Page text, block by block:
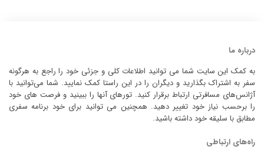
درباره ما
به کمک این سایت شما می توانید اطلاعات کلی و جزئی خود را راجع به هرگونه
سفر به اشتراک بگذارید و دیگران را در این راستا کمک نمایید. شما می‌توانید با
آژانس‌های مسافرتی ارتباط برقرار کنید. تورهای آنها را ببینید و فرصت های خود
را برحسب نیاز خود تغییر دهید. همچنین می توانید برای خود برنامه سفری
مطابق با سلیقه خود داشته باشید.
راه‌های ارتباطی